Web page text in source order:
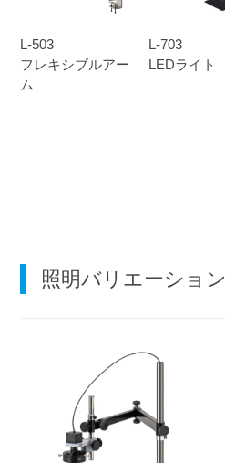
L-503
フレキシブルアー
ム
L-703
LEDライト
照明バリエーション